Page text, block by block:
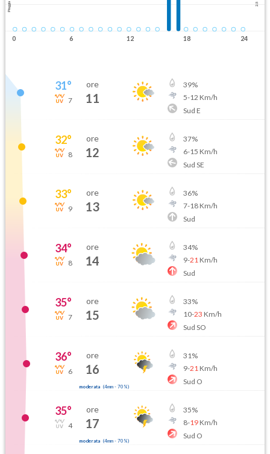
2.5
Pioggia
0 6 12 18 24
31°
7
ore
11
39%
5-12 Km/h
Sud E
32°
8
ore
12
37%
6-15 Km/h
Sud SE
33°
9
ore
13
36%
7-18Km/h
Sud
34°
8
ore
14
34%
9-21Km/h
Sud
35°
7
ore
15
33%
10-23 Km/h
Sud SO
36°
6
ore
16
moderata (4mm- 70 %)
31%
9-21Km/h
Sud O
35°
4
ore
17
moderata (4mm- 70 %)
35%
8-19Km/h
Sud O